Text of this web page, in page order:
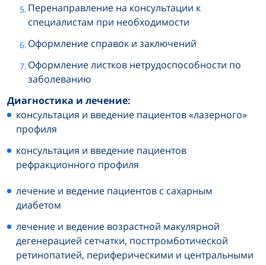
Перенаправление на консультации к
специалистам при необходимости
Оформление справок и заключений
Оформление листков нетрудоспособности по
заболеванию
Диагностика и лечение:
консультация и введение пациентов «лазерного»
профиля
консультация и введение пациентов
рефракционного профиля
лечение и ведение пациентов с сахарным
диабетом
лечение и ведение возрастной макулярной
дегенерацией сетчатки, посттромботической
ретинопатией, периферическими и центральными